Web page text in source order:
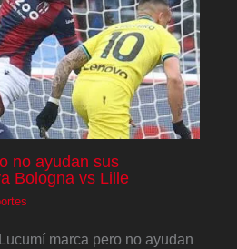
no ayudan sus
Bologna vs Lille
marca pero no ayudan